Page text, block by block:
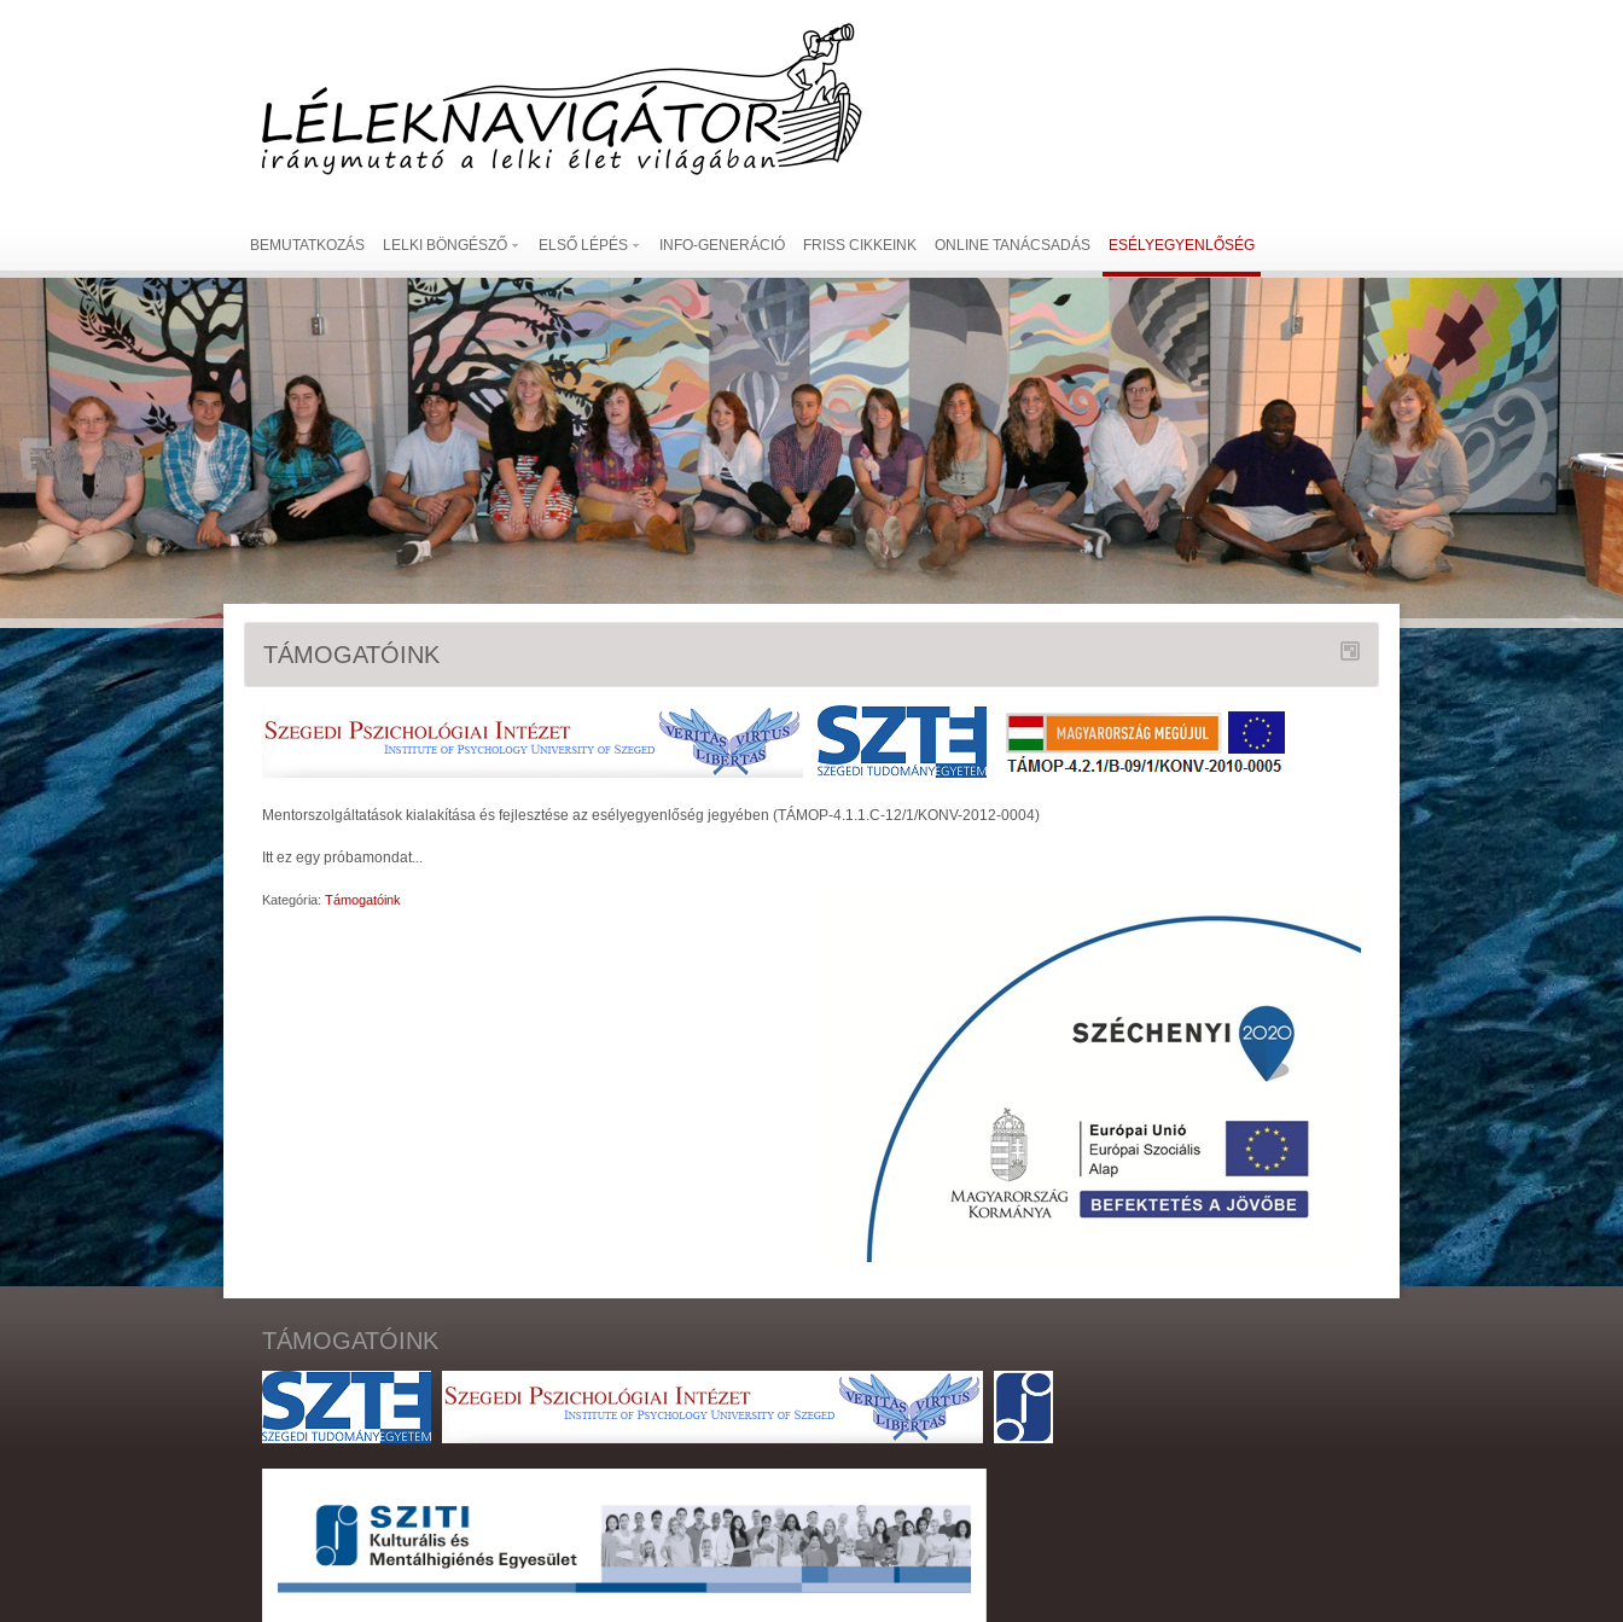
BEMUTATKOZÁS LELKI BÖNGÉSZŐ ELSŐ LÉPÉS INFO-GENERÁCIÓ FRISS CIKKEINK ONLINE TANÁCSADÁS ESÉLYEGYENLŐSÉG
TÁMOGATÓINK
Mentorszolgáltatások kialakítása és fejlesztése az esélyegyenlőség jegyében (TÁMOP-4.1.1.C-12/1/KONV-2012-0004)
Itt ez egy próbamondat...
Kategória: Támogatóink
TÁMOGATÓINK